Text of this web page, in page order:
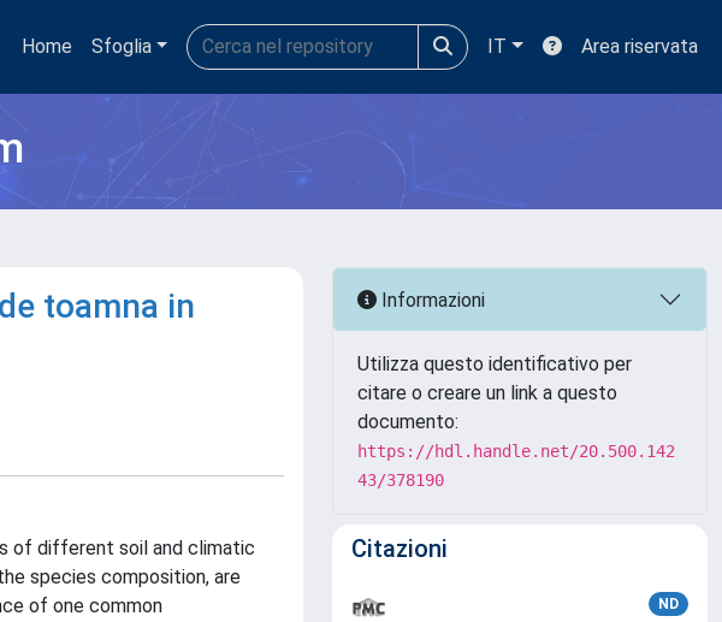
Home Sfoglia IT Area riservata
toamna in
of different soil and climatic
species composition, are
of one common
Informazioni
Utilizza questo identificativo per
citare o creare un link a questo
documento:
https://hdl.handle.net/20.500.142
43/378190
Citazioni
ND